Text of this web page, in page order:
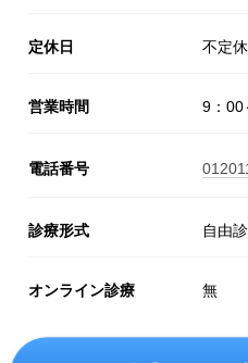
定休日 不定休
営業時間 9：00
電話番号
診療形式 自由
オンライン診療 無